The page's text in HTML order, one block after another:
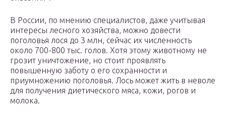
В России, по мнению специалистов, даже учитывая
интересы лесного хозяйства, можно довести
поголовья лося до 3 млн, сейчас их численность
около 700-800 тыс. голов. Хотя этому животному не
грозит уничтожение, но стоит проявлять
повышенную заботу о его сохранности и
приумножению поголовья. Лось может жить в неволе
для получения диетического мяса, кожи, рогов и
молока.